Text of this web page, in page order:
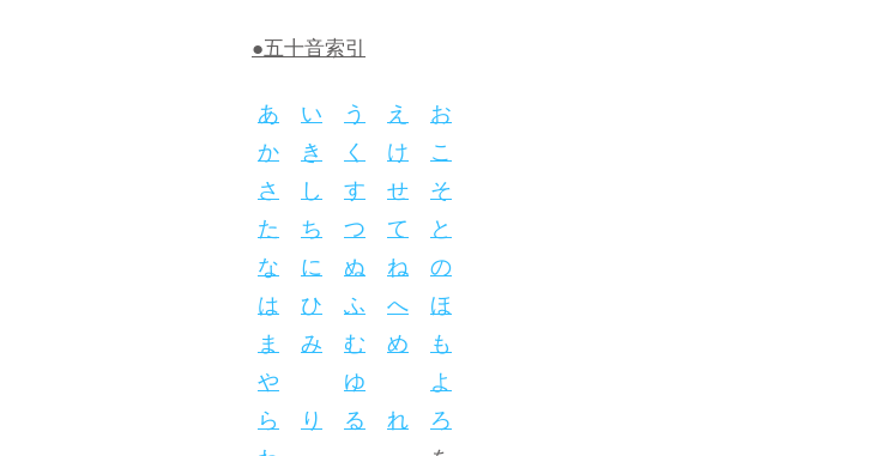
●五十音索引
あ い う え お
か き く け こ
さ し す せ そ
た ち つ て と
な に ぬ ね の
は ひ ふ へ ほ
ま み む め も
や
ゆ
よ
ら り る れ ろ